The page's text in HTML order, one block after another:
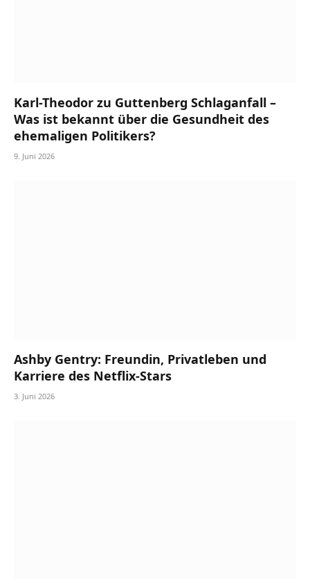
Karl-Theodor zu Guttenberg Schlaganfall –
Was ist bekannt über die Gesundheit des
ehemaligen Politikers?
9. Juni 2026
Ashby Gentry: Freundin, Privatleben und
Karriere des Netflix-Stars
3. Juni 2026